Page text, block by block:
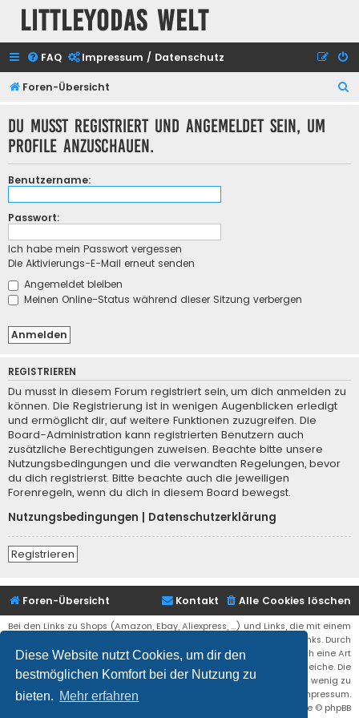
Diese Website nutzt Cookies, um dir den
bestmöglichen Komfort bei der Nutzung zu
bieten. Mehr erfahren
Littleyodas Welt
FAQ Impressum / Datenschutz
Foren-Übersicht
Du musst registriert und angemeldet sein, um
Profile anzuschauen.
Benutzername:
Passwort:
Ich habe mein Passwort vergessen
Die Aktivierungs-E-Mail erneut senden
Angemeldet bleiben
Meinen Online-Status während dieser Sitzung verbergen
REGISTRIEREN
Du musst in diesem Forum registriert sein, um dich anmelden zu
können. Die Registrierung ist in wenigen Augenblicken erledigt
und ermöglicht dir, auf weitere Funktionen zuzugreifen. Die
Board-Administration kann registrierten Benutzern auch
zusätzliche Berechtigungen zuweisen. Beachte bitte unsere
Nutzungsbedingungen und die verwandten Regelungen, bevor
du dich registrierst. Bitte beachte auch die jeweiligen
Forenregeln, wenn du dich in diesem Board bewegst.
Nutzungsbedingungen
Datenschutzerklärung
Registrieren
Foren-Übersicht Alle Cookies löschen
Kontakt
Bei den Links zu Shops (Amazon, Ebay, Aliexpress, ...) und Links, die mit einem
Stern (*) markiert sind, kann es sich um sogenannte Affiliate Links. Durch
den Kauf eines Produktes über einen Affiliate Link erhälte ich eine Art
Umsatzbeteiligung gutgeschrieben. Für euch bleibt der Preis der gleiche. Die
Einnahmen helfen die Hostgebühren für diese Webseite ein wenig zu
reduzieren. Siehe auch das Impressum.
® Forum Software © phpBB